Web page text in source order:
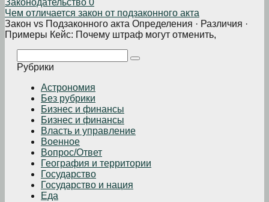
Законодательство 0
Чем отличается закон от подзаконного акта
Закон vs Подзаконного акта Определения · Различия ·
Примеры Кейс: Почему штраф могут отменить,
Рубрики
Астрономия
Без рубрики
Бизнеc и финансы
Бизнес и финансы
Власть и управление
Военное
Вопрос/Ответ
География и территории
Государство
Государство и нация
Еда